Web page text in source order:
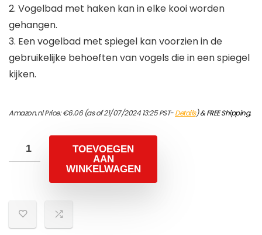
2. Vogelbad met haken kan in elke kooi worden
gehangen.
3. Een vogelbad met spiegel kan voorzien in de
gebruikelijke behoeften van vogels die in een spiegel
kijken.
Amazon.nl Price:€6.06(as of 21/07/2024 13:25 PST-Details)&FREE Shipping.
TOEVOEGEN
AAN
WINKELWAGEN